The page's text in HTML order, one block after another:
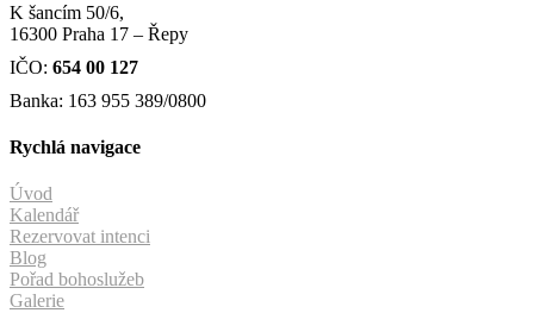
K šancím 50/6,
16300 Praha 17 – Řepy
IČO: 654 00 127
Banka: 163 955 389/0800
Rychlá navigace
Úvod
Kalendář
Rezervovat intenci
Blog
Pořad bohoslužeb
Galerie